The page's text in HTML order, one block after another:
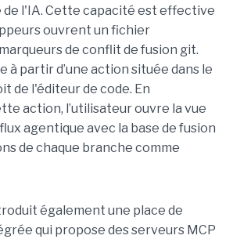
de l'IA. Cette capacité est effective
ouvrent un fichier
de conflit de fusion git.
à partir d’une action située dans le
de l'éditeur de code. En
action, l’utilisateur ouvre la vue
agentique avec la base de fusion
de chaque branche comme
également une place de
qui propose des serveurs MCP